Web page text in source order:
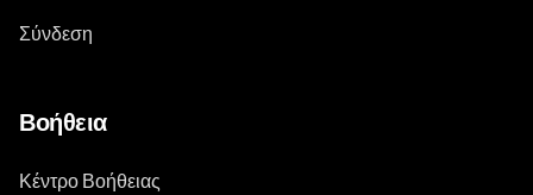
Σύνδεση
Βοήθεια
Κέντρο Βοήθειας